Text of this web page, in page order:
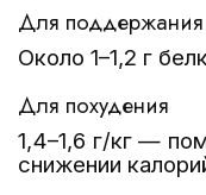
Для поддержания
Около 1–1,2 г
Для похудения
1,4–1,6 г/кг —
снижении